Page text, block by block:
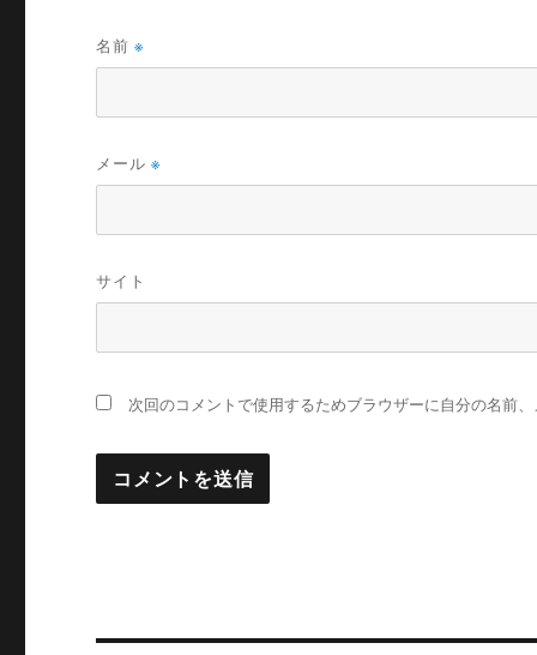
名前※
メール※
サイト
次回のコメントで使用するためブラウザーに自分の名前